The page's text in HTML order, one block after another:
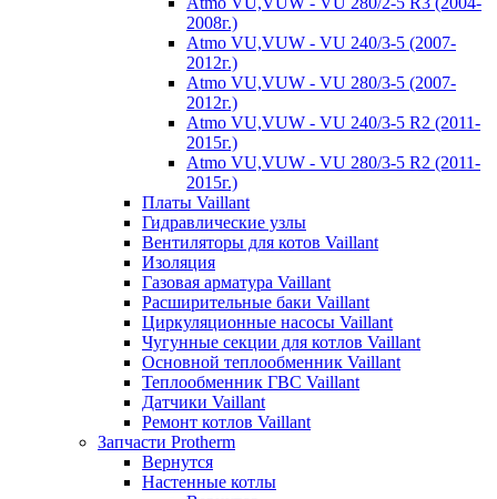
2008г.)
Atmo VU,VUW - VU 240/3-5 (2007-
2012г.)
Atmo VU,VUW - VU 280/3-5 (2007-
2012г.)
Atmo VU,VUW - VU 240/3-5 R2 (2011-
2015г.)
Atmo VU,VUW - VU 280/3-5 R2 (2011-
2015г.)
Платы Vaillant
Гидравлические узлы
Вентиляторы для котов Vaillant
Изоляция
Газовая арматура Vaillant
Расширительные баки Vaillant
Циркуляционные насосы Vaillant
Чугунные секции для котлов Vaillant
Основной теплообменник Vaillant
Теплообменник ГВС Vaillant
Датчики Vaillant
Ремонт котлов Vaillant
Запчасти Protherm
Вернутся
Настенные котлы